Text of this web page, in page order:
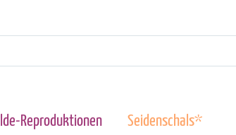
Reproduktionen Seidenschals*